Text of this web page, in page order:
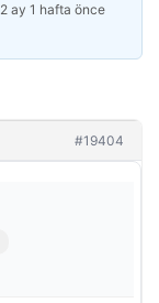
2 ay 1 hafta önce
#19404